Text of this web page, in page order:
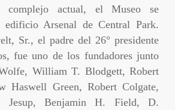
complejo actual, el Museo se
edificio Arsenal de Central Park.
Sr., el padre del 26° presidente
fue uno de los fundadores junto
William T. Blodgett, Robert
Haswell Green, Robert Colgate,
Jesup, Benjamin H. Field, D.